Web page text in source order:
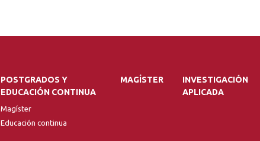
POSTGRADOS Y
EDUCACIÓN CONTINUA
Magíster
Educación continua
MAGÍSTER
INVESTIGACIÓN
APLICADA